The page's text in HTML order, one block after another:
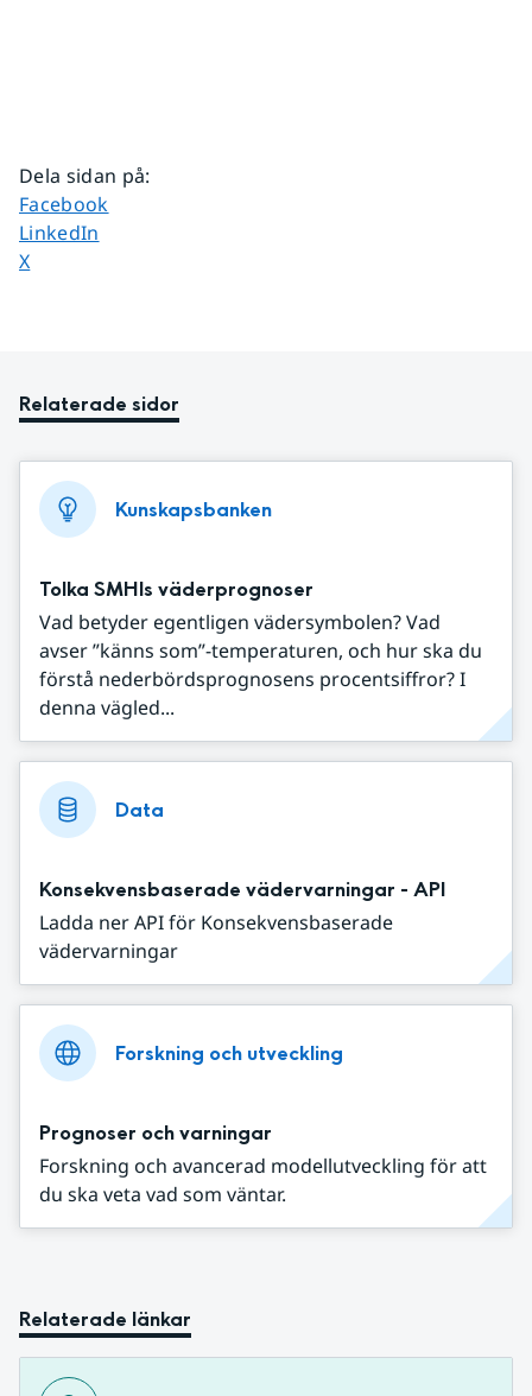
Dela sidan på:
Dela sidan på
Facebook
Dela sidan på
LinkedIn
Dela sidan på
X
Relaterade sidor
Kunskapsbanken
Tolka SMHIs väderprognoser
Vad betyder egentligen vädersymbolen? Vad
avser ”känns som”-temperaturen, och hur ska du
förstå nederbördsprognosens procentsiffror? I
denna vägled...
Data
Konsekvensbaserade vädervarningar - API
Ladda ner API för Konsekvensbaserade
vädervarningar
Forskning och utveckling
Prognoser och varningar
Forskning och avancerad modellutveckling för att
du ska veta vad som väntar.
Relaterade länkar